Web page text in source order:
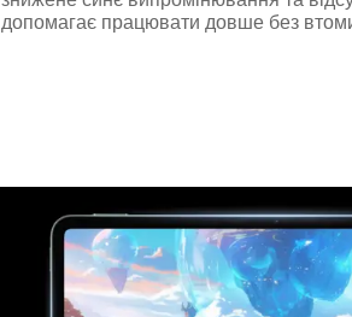
допомагає працювати довше без